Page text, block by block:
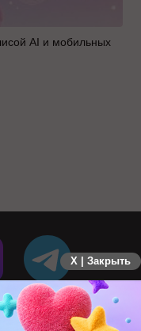
AI и мобильных
X | Закрыть
ВЕРСИЮ